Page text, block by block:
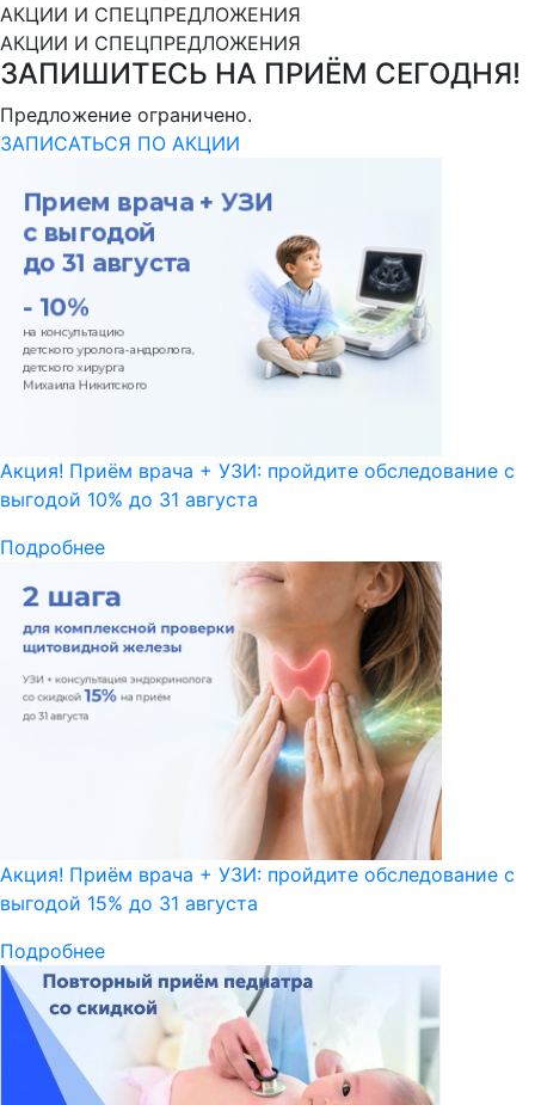
АКЦИИ И СПЕЦПРЕДЛОЖЕНИЯ
АКЦИИ И СПЕЦПРЕДЛОЖЕНИЯ
ЗАПИШИТЕСЬ НА ПРИЁМ СЕГОДНЯ!
Предложение ограничено.
ЗАПИСАТЬСЯ ПО АКЦИИ
Акция! Приём врача + УЗИ: пройдите обследование с
выгодой 10% до 31 августа
Подробнее
Акция! Приём врача + УЗИ: пройдите обследование с
выгодой 15% до 31 августа
Подробнее